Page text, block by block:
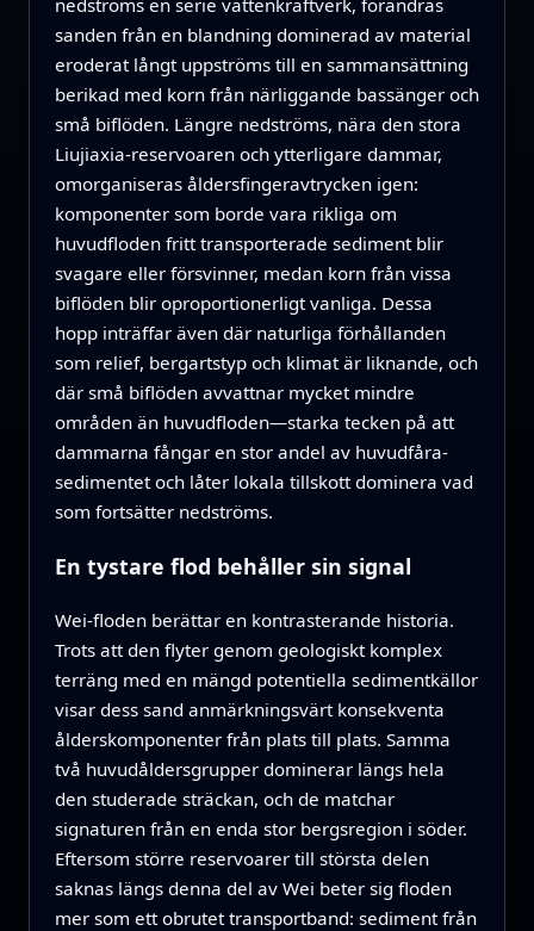
nedströms en serie vattenkraftverk, förändras
sanden från en blandning dominerad av material
eroderat långt uppströms till en sammansättning
berikad med korn från närliggande bassänger och
små biflöden. Längre nedströms, nära den stora
Liujiaxia-reservoaren och ytterligare dammar,
omorganiseras åldersfingeravtrycken igen:
komponenter som borde vara rikliga om
huvudfloden fritt transporterade sediment blir
svagare eller försvinner, medan korn från vissa
biflöden blir oproportionerligt vanliga. Dessa
hopp inträffar även där naturliga förhållanden
som relief, bergartstyp och klimat är liknande, och
där små biflöden avvattnar mycket mindre
områden än huvudfloden—starka tecken på att
dammarna fångar en stor andel av huvudfåra-
sedimentet och låter lokala tillskott dominera vad
som fortsätter nedströms.
En tystare flod behåller sin signal
Wei-floden berättar en kontrasterande historia.
Trots att den flyter genom geologiskt komplex
terräng med en mängd potentiella sedimentkällor
visar dess sand anmärkningsvärt konsekventa
ålderskomponenter från plats till plats. Samma
två huvudåldersgrupper dominerar längs hela
den studerade sträckan, och de matchar
signaturen från en enda stor bergsregion i söder.
Eftersom större reservoarer till största delen
saknas längs denna del av Wei beter sig floden
mer som ett obrutet transportband: sediment från